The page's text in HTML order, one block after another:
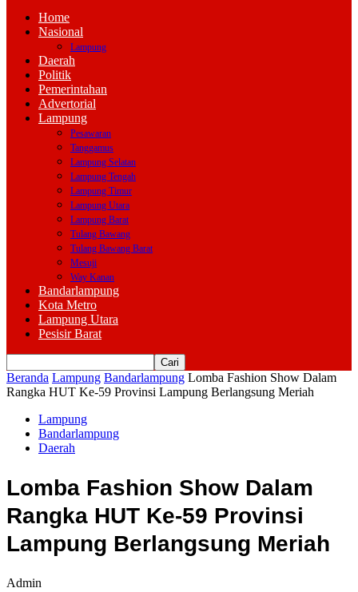
Home
Nasional
Lampung
Daerah
Politik
Pemerintahan
Advertorial
Lampung
Pesawaran
Tanggamus
Lampung Selatan
Lampung Tengah
Lampung Timur
Lampung Utara
Lampung Barat
Tulang Bawang
Tulang Bawang Barat
Mesuji
Way Kanan
Bandarlampung
Kota Metro
Lampung Utara
Pesisir Barat
Beranda Lampung Bandarlampung Lomba Fashion Show Dalam
Rangka HUT Ke-59 Provinsi Lampung Berlangsung Meriah
Lampung
Bandarlampung
Daerah
Lomba Fashion Show Dalam
Rangka HUT Ke-59 Provinsi
Lampung Berlangsung Meriah
Admin